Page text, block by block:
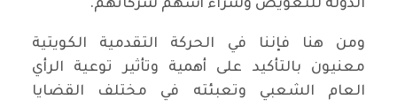
الدولة للتعويض وشراء أسهم شركاتهم.
ومن هنا فإننا في الحركة التقدمية الكويتية
معنيون بالتأكيد على أهمية وتأثير توعية الرأي
العام الشعبي وتعبئته في مختلف القضايا